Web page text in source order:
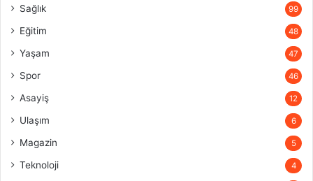
Sağlık 99
Eğitim 48
Yaşam 47
Spor 46
Asayiş 12
Ulaşım 6
Magazin 5
Teknoloji 4